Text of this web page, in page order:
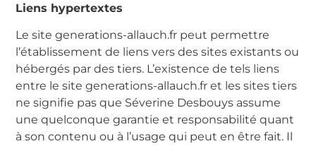
Liens hypertextes
Le site generations-allauch.fr peut permettre
l’établissement de liens vers des sites existants ou
hébergés par des tiers. L’existence de tels liens
entre le site generations-allauch.fr et les sites tiers
ne signifie pas que Séverine Desbouys assume
une quelconque garantie et responsabilité quant
à son contenu ou à l’usage qui peut en être fait. Il